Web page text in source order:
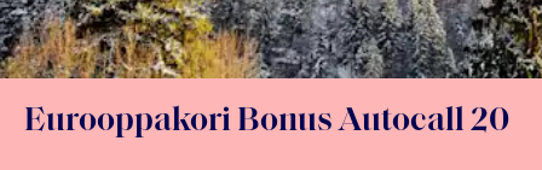
Eurooppakori Bonus Autocall 20